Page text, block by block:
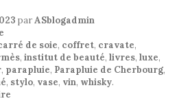
parASblogadmin
de soie, coffret, cravate,
, institut de beauté, livres, luxe,
, parapluie, Parapluie de Cherbourg,
, stylo, vase, vin, whisky.